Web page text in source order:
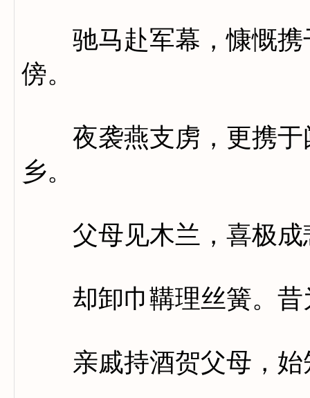
驰马赴军幕，慷慨携
傍。
夜袭燕支虏，更携于
乡。
父母见木兰，喜极成
却卸巾鞲理丝簧。昔
亲戚持酒贺父母，始